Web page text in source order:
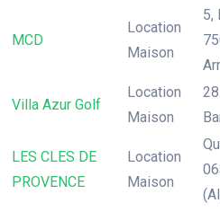
MCD
Location
Maison
5,
Villa Azur Golf
Location
Maison
LES CLES DE
PROVENCE
Location
Maison